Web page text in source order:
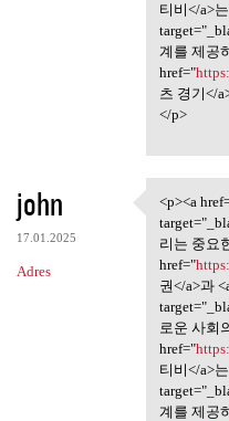
티비</a>
계를 제공
href="
츠 경기</
</p>
john
17.01.2025
Adres
<p><a
<p><a
리는 중요
href="
권</a>과
로운 사회
href="
티비</a>
계를 제공